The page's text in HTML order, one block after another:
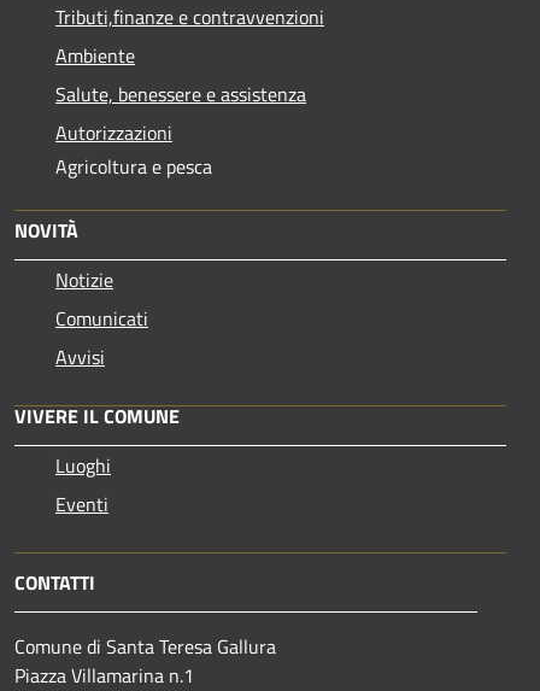
Tributi,finanze e contravvenzioni
Ambiente
Salute, benessere e assistenza
Autorizzazioni
Agricoltura e pesca
NOVITÀ
Notizie
Comunicati
Avvisi
VIVERE IL COMUNE
Luoghi
Eventi
CONTATTI
Comune di Santa Teresa Gallura
Piazza Villamarina n.1